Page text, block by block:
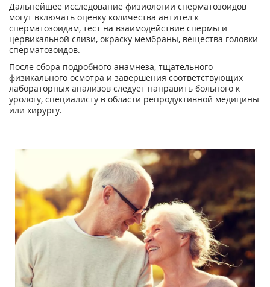
Дальнейшее исследование физиологии сперматозоидов
могут включать оценку количества антител к
сперматозоидам, тест на взаимодействие спермы и
цервикальной слизи, окраску мембраны, вещества головки
сперматозоидов.
После сбора подробного анамнеза, тщательного
физикального осмотра и завершения соответствующих
лабораторных анализов следует направить больного к
урологу, специалисту в области репродуктивной медицины
или хирургу.